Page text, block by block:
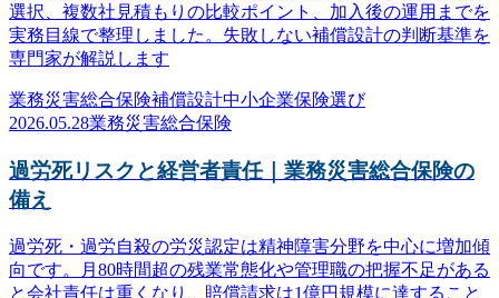
選択、複数社見積もりの比較ポイント、加入後の運用までを
実務目線で整理しました。失敗しない補償設計の判断基準を
専門家が解説します
業務災害総合保険補償設計中小企業保険選び
2026.05.28業務災害総合保険
過労死リスクと経営者責任｜業務災害総合保険の
備え
過労死・過労自殺の労災認定は精神障害分野を中心に増加傾
向です。月80時間超の残業常態化や管理職の把握不足がある
と会社責任は重くなり、賠償請求は1億円規模に達すること